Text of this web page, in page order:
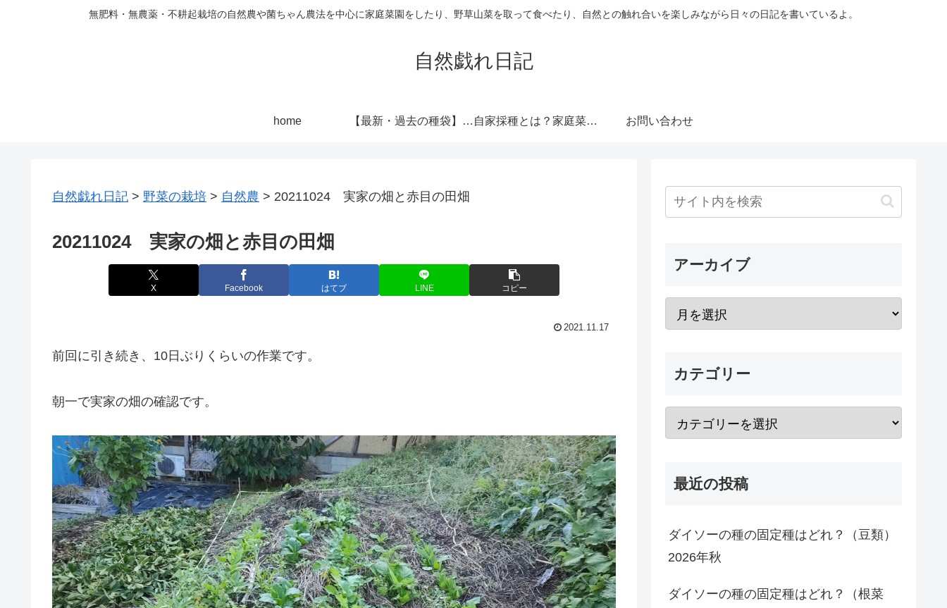
無肥料・無農薬・不耕起栽培の自然農や菌ちゃん農法を中心に家庭菜園をしたり、野草山菜を取って食べたり、自然との触れ合いを楽しみながら日々の日記を書いているよ。
自然戯れ日記
home 【最新・過去の種袋】ダイソーの種一覧まとめ！発売時期・全種類・栽培記録歴代リンク集 自家採種とは？家庭菜園で種をつなぐという選択 お問い合わせ
自然戯れ日記 > 野菜の栽培 > 自然農 > 20211024 実家の畑と赤目の田畑
20211024 実家の畑と赤目の田畑
X Facebook はてブ LINE コピー
2021.11.17
前回に引き続き、10日ぶりくらいの作業です。
朝一で実家の畑の確認です。
アーカイブ
カテゴリー
最近の投稿
ダイソーの種の固定種はどれ？（豆類）
2026年秋
ダイソーの種の固定種はどれ？（根菜